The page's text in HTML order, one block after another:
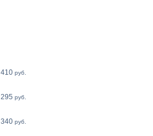
410 руб.
295 руб.
340 руб.